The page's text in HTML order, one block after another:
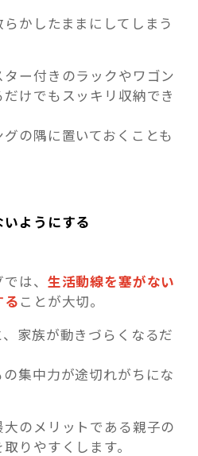
かしたままにしてしまう
ー付きのラックやワゴン
けでもスッキリ収納でき
の隅に置いておくことも
ようにする
は、 生活動線を塞がない
る ことが大切。
家族が動きづらくなるだ
集中力が途切れがちにな
のメリットである親子の
りやすくします。